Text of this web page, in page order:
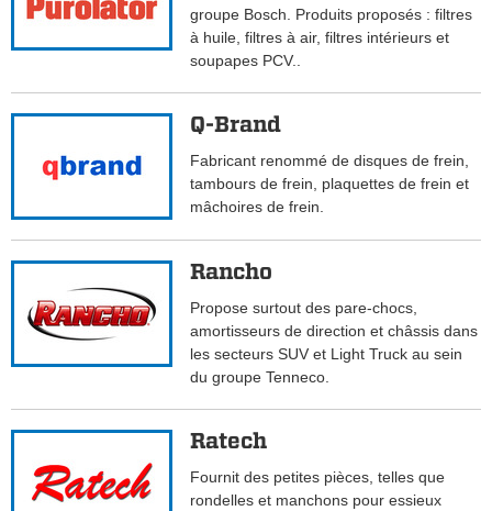
groupe Bosch. Produits proposés : filtres
à huile, filtres à air, filtres intérieurs et
soupapes PCV..
Q-Brand
Fabricant renommé de disques de frein,
tambours de frein, plaquettes de frein et
mâchoires de frein.
Rancho
Propose surtout des pare-chocs,
amortisseurs de direction et châssis dans
les secteurs SUV et Light Truck au sein
du groupe Tenneco.
Ratech
Fournit des petites pièces, telles que
rondelles et manchons pour essieux